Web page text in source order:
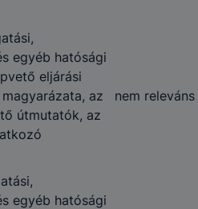
ellátó
Fenntartó:
Kulturális és
Minisztérium
Budapest Pf. 1.
egyéb hatósági
eljárási
az
útmutatók, az
nem releváns
egyéb hatósági